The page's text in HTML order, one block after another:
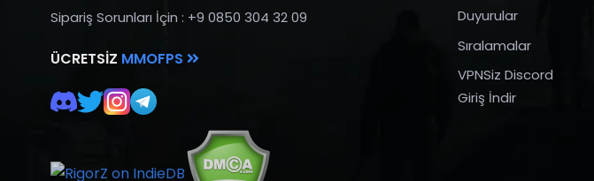
Sipariş Sorunları İçin : +9 0850 304 32 09
ÜCRETSIZ MMOFPS
Duyurular
Sıralamalar
VPNSiz Discord
Giriş İndir